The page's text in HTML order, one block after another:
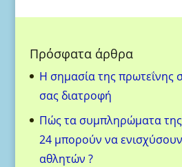
Πρόσφατα άρθρα
H σημασία της πρωτεΐνης
σας διατροφή
Πώς τα συμπληρώματα
24 μπορούν να
αθλητών ?